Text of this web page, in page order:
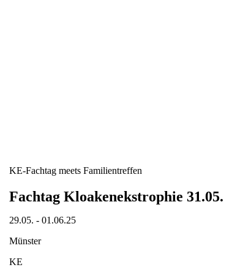
KE-Fachtag meets Familientreffen
Fachtag Kloakenekstrophie 31.05.
29.05. - 01.06.25
Münster
KE